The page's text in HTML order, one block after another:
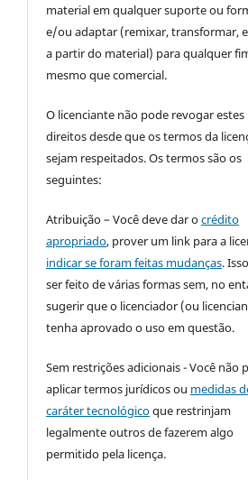
material em qualquer suporte ou
e/ou adaptar (remixar, transformar,
a partir do material) para qualquer
mesmo que comercial.
O licenciante não pode revogar estes
direitos desde que os termos da
sejam respeitados. Os termos são os
seguintes:
Atribuição – Você deve dar ocrédito
apropriado, prover um link para a
indicar se foram feitas mudanças.
ser feito de várias formas sem, no
sugerir que o licenciador (ou
tenha aprovado o uso em questão.
Sem restrições adicionais - Você não
aplicar termos jurídicos ou medidas
caráter tecnológicoque restrinjam
legalmente outros de fazerem algo
permitido pela licença.